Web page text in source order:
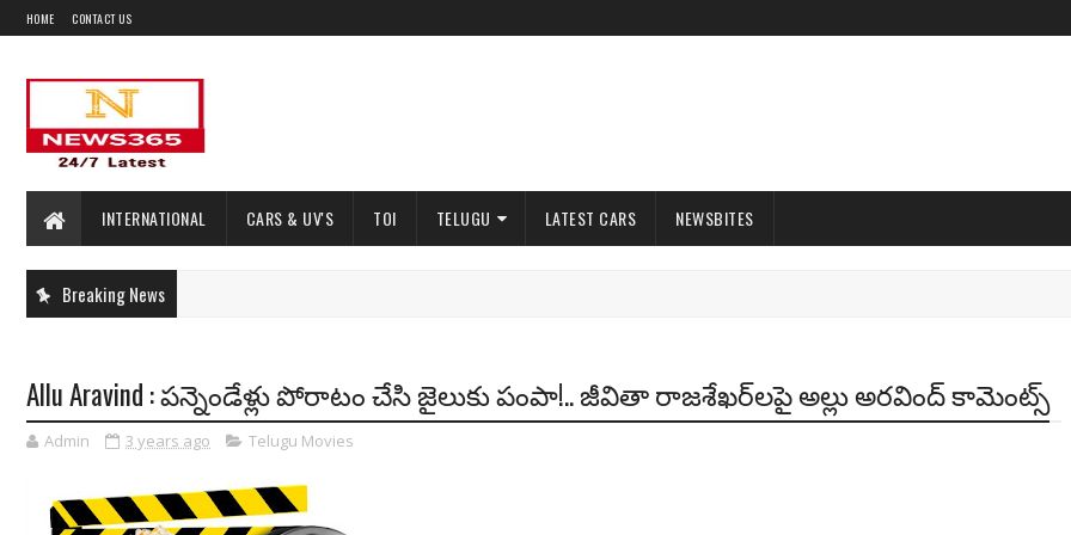
HOME CONTACT US
INTERNATIONAL CARS & UV'S TOI TELUGU LATEST CARS NEWSBITES
Breaking News
Allu Aravind : పన్నెండేళ్లు పోరాటం చేసి జైలుకు పంపా!.. జీవితా రాజశేఖర్‌లపై అల్లు అరవింద్ కామెంట్స్
Admin 3 years ago Telugu Movies